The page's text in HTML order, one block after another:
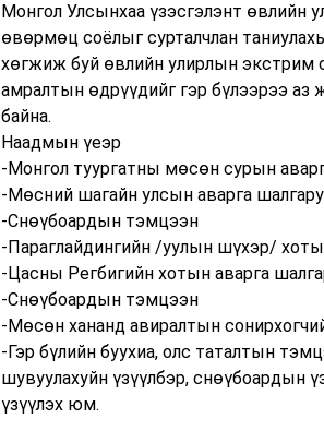
Монгол Улсынхаа үзэсгэлэнт өвлийн
өвөрмөц соёлыг сурталчлан
хөгжиж буй өвлийн улирлын экстрим
амралтын өдрүүдийг гэр бүлээрээ
байна.
Наадмын үеэр
-Монгол туургатны мөсөн сурын
-Мөсний шагайн улсын аварга
-Снөүбоардын тэмцээн
-Параглайдингийн /уулын шүхэр/
-Цасны Регбигийн хотын аварга
-Снөүбоардын тэмцээн
-Мөсөн хананд авиралтын
-Гэр бүлийн буухиа, олс таталтын
шувуулахуйн үзүүлбэр, снөүбоардын
үзүүлэх юм.